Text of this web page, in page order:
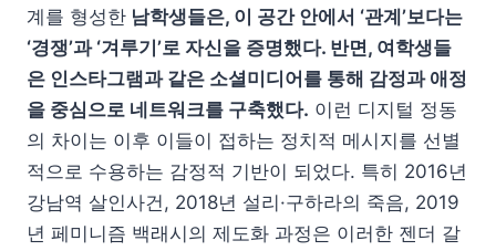
계를 형성한 남학생들은, 이 공간 안에서 ‘관계’보다는
‘경쟁’과 ‘겨루기’로 자신을 증명했다. 반면, 여학생들
은 인스타그램과 같은 소셜미디어를 통해 감정과 애정
을 중심으로 네트워크를 구축했다. 이런 디지털 정동
의 차이는 이후 이들이 접하는 정치적 메시지를 선별
적으로 수용하는 감정적 기반이 되었다. 특히 2016년
강남역 살인사건, 2018년 설리·구하라의 죽음, 2019
년 페미니즘 백래시의 제도화 과정은 이러한 젠더 갈